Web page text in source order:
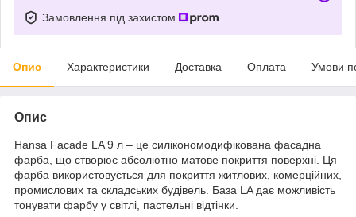
Замовлення під захистом
Опис Характеристики Доставка Оплата Умови
Опис
Hansa Facade LA 9 л – це cилікономодифікована фасадна
фарба, що створює абсолютно матове покриття поверхні. Ця
фарба використовується для покриття житлових, комерційних,
промислових та складських будівель. База LA дає можливість
тонувати фарбу у світлі, пастельні відтінки.